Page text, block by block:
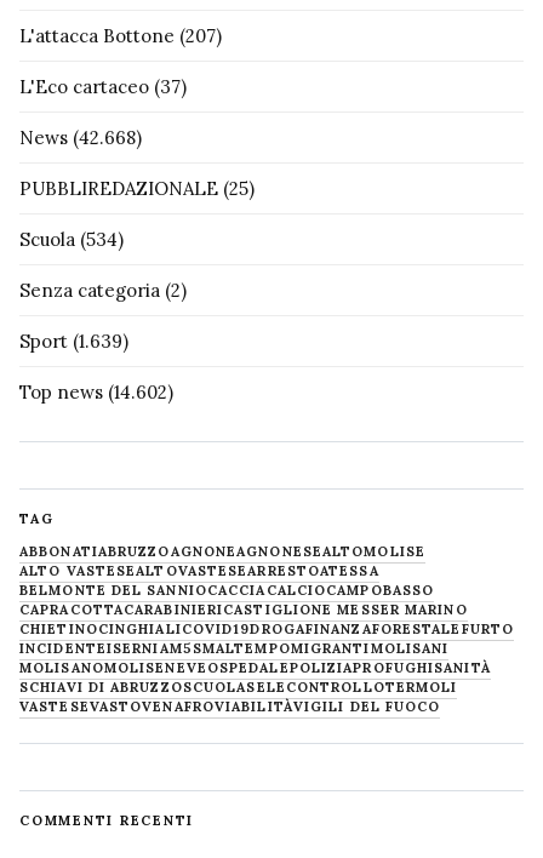
L'attacca Bottone (207)
L'Eco cartaceo (37)
News (42.668)
PUBBLIREDAZIONALE (25)
Scuola (534)
Senza categoria (2)
Sport (1.639)
Top news (14.602)
TAG
ABBONATIABRUZZOAGNONEAGNONESEALTOMOLISE
ALTO VASTESEALTOVASTESEARRESTOATESSA
BELMONTE DEL SANNIOCACCIACALCIOCAMPOBASSO
CAPRACOTTACARABINIERICASTIGLIONE MESSER MARINO
CHIETINOCINGHIALICOVID19DROGAFINANZAFORESTALE FURTO
INCIDENTEISERNIAM5SMALTEMPOMIGRANTIMOLISANI
MOLISANOMOLISENEVE OSPEDALEPOLIZIAPROFUGHISANITÀ
SCHIAVI DI ABRUZZOSCUOLASELECONTROLLOTERMOLI
VASTESEVASTOVENAFROVIABILITÀVIGILI DEL FUOCO
COMMENTI RECENTI